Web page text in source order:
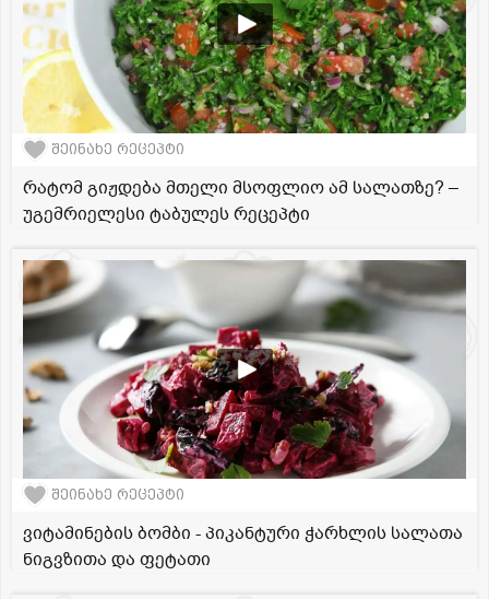
შეინახე რეცეპტი
რატომ გიჟდება მთელი მსოფლიო ამ სალათზე? –
უგემრიელესი ტაბულეს რეცეპტი
შეინახე რეცეპტი
ვიტამინების ბომბი - პიკანტური ჭარხლის სალათა
ნიგვზითა და ფეტათი